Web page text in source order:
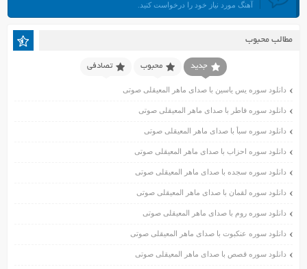
فروردین ۱۴۰۱
آذر ۱۴۰۰
آبان ۱۴۰۰
اسفند ۱۳۹۹
آبان ۱۳۹۹
مهر ۱۳۹۹
مرداد ۱۳۹۹
آهنگ مورد نیاز خود را درخواست کنید.
مطالب محبوب
جدید محبوب تصادفی
دانلود سوره یس یاسین با صدای ماهر المعیقلی صوتی
دانلود سوره فاطر با صدای ماهر المعیقلی صوتی
دانلود سوره سبأ با صدای ماهر المعیقلی صوتی
دانلود سوره احزاب با صدای ماهر المعیقلی صوتی
دانلود سوره سجده با صدای ماهر المعیقلی صوتی
دانلود سوره لقمان با صدای ماهر المعیقلی صوتی
دانلود سوره روم با صدای ماهر المعیقلی صوتی
دانلود سوره عنکبوت با صدای ماهر المعیقلی صوتی
دانلود سوره قصص با صدای ماهر المعیقلی صوتی